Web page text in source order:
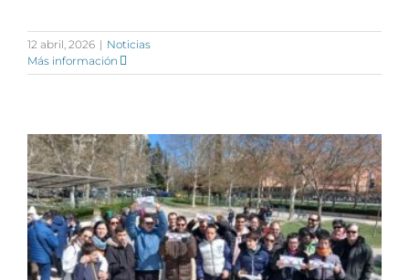
12 abril, 2026 | Noticias
Más información